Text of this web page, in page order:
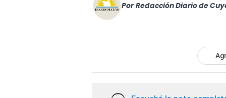
Por Redacción Diario de